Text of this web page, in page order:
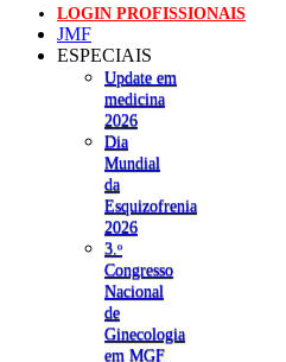
LOGIN PROFISSIONAIS
JMF
ESPECIAIS
Update em
medicina
2026
Dia
Mundial
da
Esquizofrenia
2026
3.ᵒ
Congresso
Nacional
de
Ginecologia
em MGF